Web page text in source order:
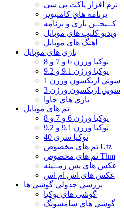
نرم افزار پاکت پی سی
برنامه هاي كامپيوتر
كــيجــن بازي و برنامه
ويديو كليپ هاي موبايل
آهنگ هاي موبايل
بازي هاي موبايل
نوكيا ورژن 6 و 7 و 8
نوكيا ورژن 9.1 و 9.2
سوني اريكسون ورژن 1
سوني اريكسون ورژن 3
بازي هاي جاوا
تم هاي موبايل
نوكيا ورژن 6 و 7 و 8
نوكيا ورژن 9.1 و 9.2
نوکیا سری 40
تم هاي مخصوص Utz
تم هاي مخصوص Thm
عكس هاي پس زمــينه
عكس های اس ام اس
بررسي جدولي گوشي ها
گوشي هاي نوكيا
گوشي هاي سامسونگ